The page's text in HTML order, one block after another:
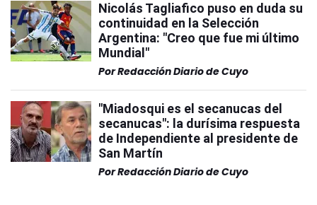
Nicolás Tagliafico puso en duda su
continuidad en la Selección
Argentina: "Creo que fue mi último
Mundial"
PorRedacción Diario de Cuyo
"Miadosqui es el secanucas del
secanucas": la durísima respuesta
de Independiente al presidente de
San Martín
PorRedacción Diario de Cuyo